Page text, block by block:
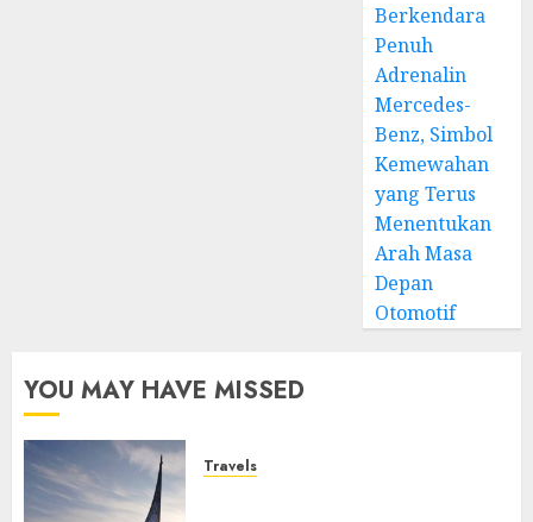
Berkendara
Penuh
Adrenalin
Mercedes-
Benz, Simbol
Kemewahan
yang Terus
Menentukan
Arah Masa
Depan
Otomotif
YOU MAY HAVE MISSED
Travels